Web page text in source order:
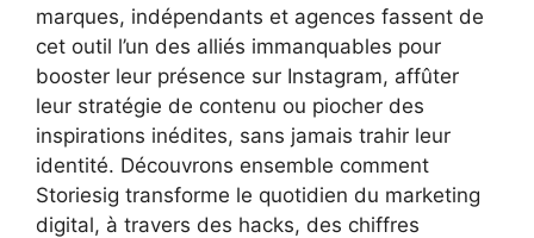
marques, indépendants et agences fassent de
cet outil l’un des alliés immanquables pour
booster leur présence sur Instagram, affûter
leur stratégie de contenu ou piocher des
inspirations inédites, sans jamais trahir leur
identité. Découvrons ensemble comment
Storiesig transforme le quotidien du marketing
digital, à travers des hacks, des chiffres